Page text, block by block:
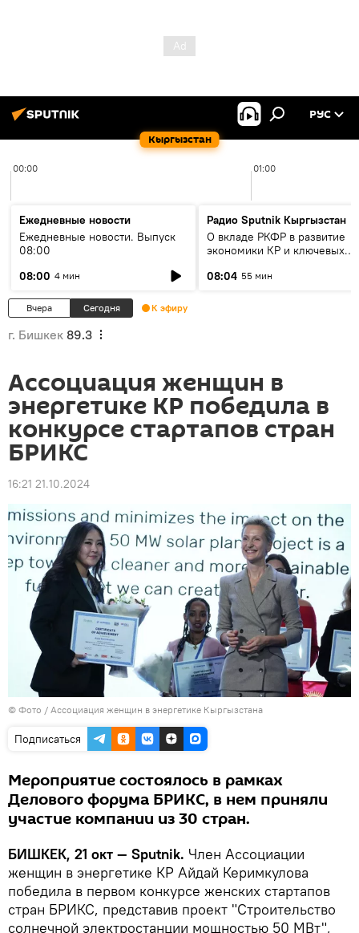
Кыргызстан
РУС
00:00 01:00
Ежедневные новости
Ежедневные новости. Выпуск
08:00
08:00 4 мин
Радио Sputnik Кыргызстан
О вкладе РКФР в развитие
экономики КР и ключевых
08:04 55 мин
Вчера Сегодня К эфиру
г. Бишкек 89.3
Ассоциация женщин в
энергетике КР победила в
конкурсе стартапов стран
БРИКС
16:21 21.10.2024
© Фото / Ассоциация женщин в энергетике Кыргызстана
Подписаться
Мероприятие состоялось в рамках
Делового форума БРИКС, в нем приняли
участие компании из 30 стран.
БИШКЕК, 21 окт — Sputnik. Член Ассоциации
женщин в энергетике КР Айдай Керимкулова
победила в первом конкурсе женских стартапов
стран БРИКС, представив проект "Строительство
солнечной электростанции мощностью 50 МВт",